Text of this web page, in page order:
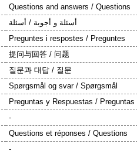
Questions and answers / Questions
أسئلة و أجوبة / أسئلة
Preguntes i respostes / Preguntes
提问与回答 / 问题
질문과 대답 / 질문
Spørgsmål og svar / Spørgsmål
Preguntas y Respuestas / Preguntas
-
Questions et réponses / Questions
-